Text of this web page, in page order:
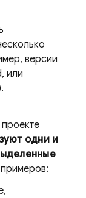
версии
или
одни и